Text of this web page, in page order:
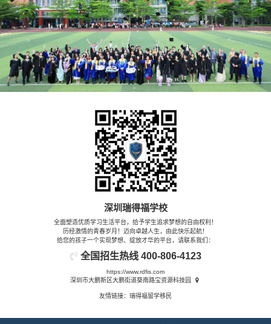
深圳瑞得福学校
全面塑造优质学习生活平台，给予学生追求梦想的自由权利！
历经激情的青春岁月！迈向卓越人生，由此快乐起航！
给您的孩子一个实现梦想、绽放才华的平台，请联系我们：
全国招生热线 400-806-4123
https://www.rdfis.com
深圳市大鹏新区大鹏街道葵南路宝资源科技园
友情链接： 瑞得福留学移民